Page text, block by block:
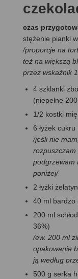
czas
stężenie pianki
/proporcje na
też na większą
przez wskaźnik
4 szklanki
(niepełne
1/2 kostki
6 łyżek cukru
/jeśli nie
rozpuszczam
podgrzewam
poniżej/
2 łyżki
40 ml bardzo
200 ml
36%)
/ew. 200 ml
opakowanie
ją według
500 g serka